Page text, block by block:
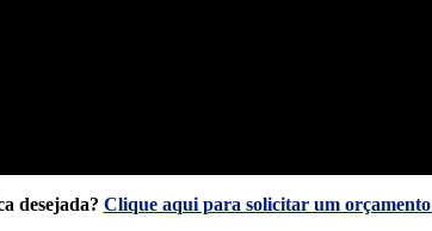
desejada? Clique aqui para solicitar um orçamento